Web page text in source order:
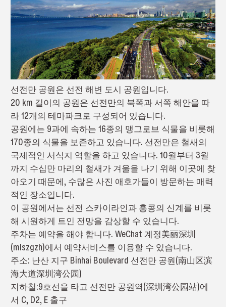
선전만 공원은 선전 해변 도시 공원입니다.
20 km 길이의 공원은 선전만의 북쪽과 서쪽 해안을 따
라 12개의 테마파크로 구성되어 있습니다.
공원에는 9과에 속하는 16종의 맹그로브 식물을 비롯해
170종의 식물을 보존하고 있습니다. 선전만은 철새의
국제적인 서식지 역할을 하고 있습니다. 10월부터 3월
까지 수십만 마리의 철새가 겨울을 나기 위해 이곳에 찾
아오기 때문에, 수많은 사진 애호가들이 방문하는 매력
적인 장소입니다.
이 공원에서는 선전 스카이라인과 홍콩의 신계를 비롯
해 시원하게 트인 전망을 감상할 수 있습니다.
주차는 예약을 해야 합니다. WeChat 계정美丽深圳
(mlszgzh)에서 예약서비스를 이용할 수 있습니다.
주소: 난산 지구 Binhai Boulevard 선전만 공원(南山区滨
海大道深圳湾公园)
지하철:9호선을 타고 선전만 공원역(深圳湾公园站)에
서 C, D2, E 출구